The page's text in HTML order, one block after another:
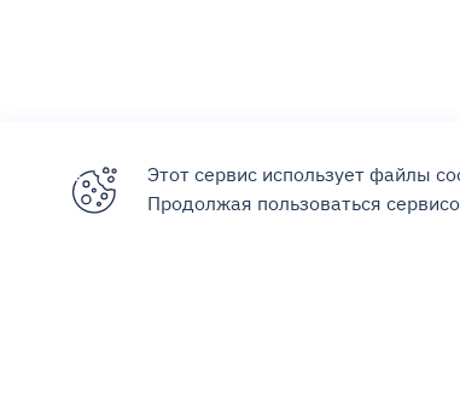
Этот сервис использует файлы
Продолжая пользоваться